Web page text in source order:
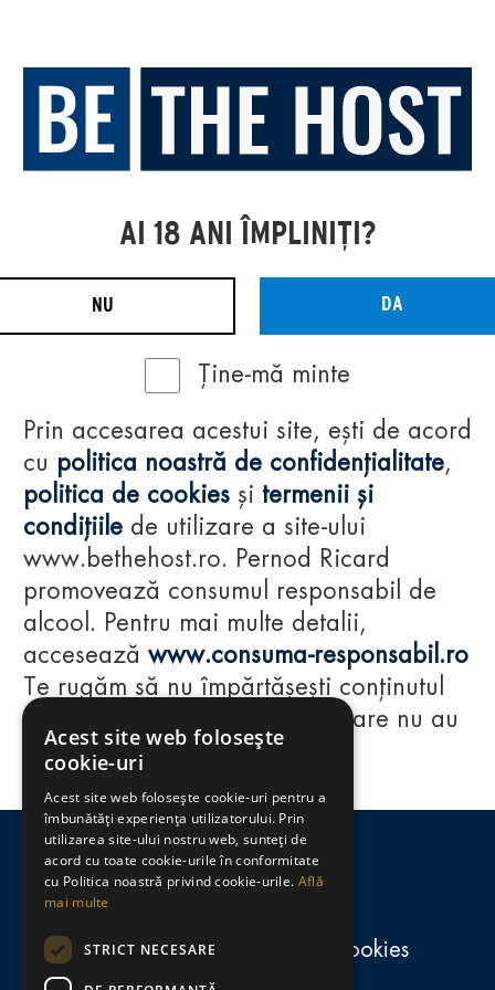
Regulamente
consumă-responsabil.ro
Politica de confidențialitate și cookies
AI 18 ANI ÎMPLINIȚI?
NU DA
Ține-mă minte
Prin accesarea acestui site, ești de acord
cu politica noastră de confidențialitate,
politica de cookies și termenii și
condițiile de utilizare a site-ului
www.bethehost.ro. Pernod Ricard
promovează consumul responsabil de
alcool. Pentru mai multe detalii,
accesează www.consuma-responsabil.ro
Te rugăm să nu împărtășești conținutul
acestui website cu persoane care nu au
împlinit vârsta de 18 ani.
Acest site web folosește
cookie-uri
Acest site web folosește cookie-uri pentru a
îmbunătăți experiența utilizatorului. Prin
utilizarea site-ului nostru web, sunteți de
acord cu toate cookie-urile în conformitate
cu Politica noastră privind cookie-urile. Află
mai multe
STRICT NECESARE